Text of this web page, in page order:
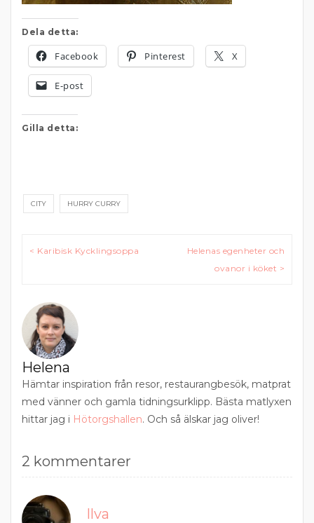
Dela detta:
Facebook Pinterest X
E-post
Gilla detta:
CITY HURRY CURRY
Inläggsnavigering
< Karibisk Kycklingsoppa
Helenas egenheter och
ovanor i köket >
Helena
Hämtar inspiration från resor, restaurangbesök, matprat
med vänner och gamla tidningsurklipp. Bästa matlyxen
hittar jag i Hötorgshallen. Och så älskar jag oliver!
2 kommentarer
Ilva